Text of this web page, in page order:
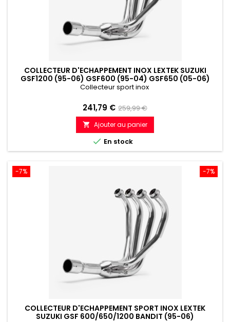
COLLECTEUR D'ECHAPPEMENT INOX LEXTEK SUZUKI
GSF1200 (95-06) GSF600 (95-04) GSF650 (05-06)
Collecteur sport inox
Prix
241,79 € Prix
de
référence
259,99 €
 Ajouter au panier
 En stock
-7%
-7%
COLLECTEUR D'ECHAPPEMENT SPORT INOX LEXTEK
SUZUKI GSF 600/650/1200 BANDIT (95-06)